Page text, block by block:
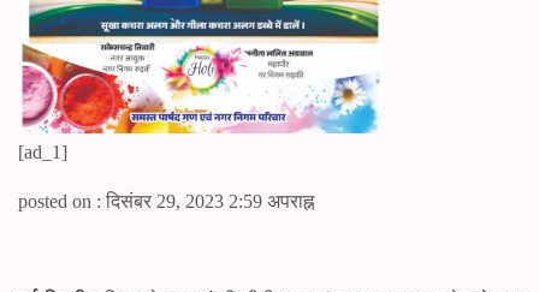
[ad_1]
posted on : दिसंबर 29, 2023 2:59 अपराह्न